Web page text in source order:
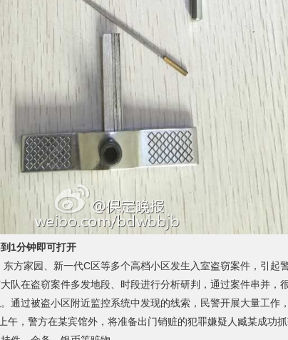
1分钟即可打开
家园、新一代C区等多个高档小区发生入室盗窃案件，引起
队在盗窃案件多发地段、时段进行分析研判，通过案件串并，
通过被盗小区附近监控系统中发现的线索，民警开展大量工作
午，警方在某宾馆外，将准备出门销赃的犯罪嫌疑人臧某成功